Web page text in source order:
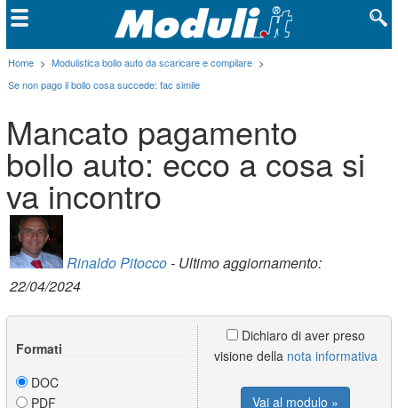
Home > Modulistica bollo auto da scaricare e compilare >
Se non pago il bollo cosa succede: fac simile
Mancato pagamento
bollo auto: ecco a cosa si
va incontro
Rinaldo Pitocco- Ultimo aggiornamento:
22/04/2024
Formati
DOC
PDF
Dichiaro di aver preso
visione della nota informativa
Vai al modulo »